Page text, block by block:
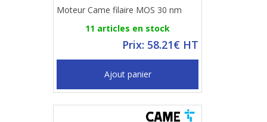
Moteur Came filaire MOS 30 nm
11 articles en stock
Prix: 58.21€ HT
Ajout panier